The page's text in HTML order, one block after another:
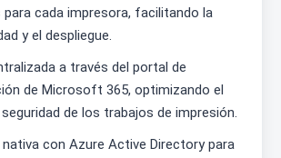
cada impresora, facilitando la
y el despliegue.
a través del portal de
de Microsoft 365, optimizando el
de los trabajos de impresión.
con Azure Active Directory para